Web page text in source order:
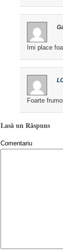
Imi place
Foarte
Lasă un Răspuns
Comentariu